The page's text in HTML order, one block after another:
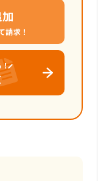
請求！
！